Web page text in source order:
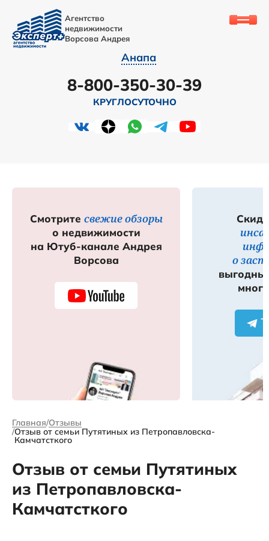
Агентство
недвижимости
Ворсова Андрея
Анапа
8-800-350-30-39
КРУГЛОСУТОЧНО
Смотрите свежие обзоры
о недвижимости
на Ютуб-канале Андрея
Ворсова
о
Главная Отзывы
Отзыв от семьи Путятиных из Петропавловска-
Камчатсткого
Отзыв от семьи Путятиных
из Петропавловска-
Камчатсткого